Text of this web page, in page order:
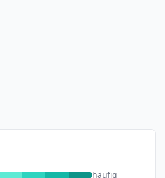
häufig